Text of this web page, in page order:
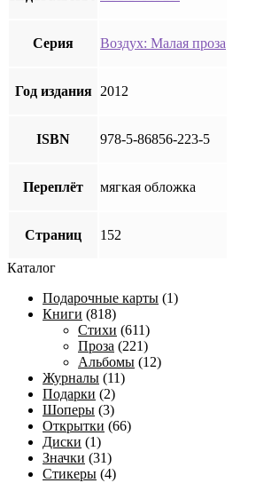
Серия Воздух: Малая проза
Год издания 2012
ISBN 978-5-86856-223-5
Переплёт мягкая обложка
Страниц 152
Каталог
Подарочные карты (1)
Книги (818)
Стихи (611)
Проза (221)
Альбомы (12)
Журналы (11)
Подарки (2)
Шоперы (3)
Открытки (66)
Диски (1)
Значки (31)
Стикеры (4)